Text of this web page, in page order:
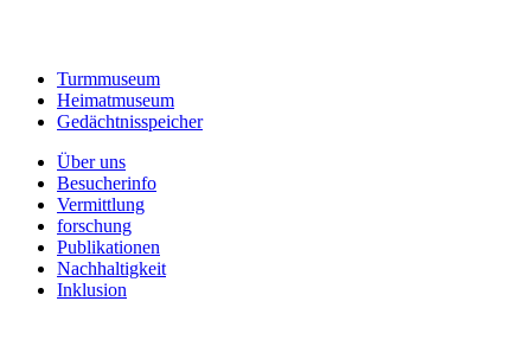
Turmmuseum
Heimatmuseum
Gedächtnisspeicher
Über uns
Besucherinfo
Vermittlung
forschung
Publikationen
Nachhaltigkeit
Inklusion